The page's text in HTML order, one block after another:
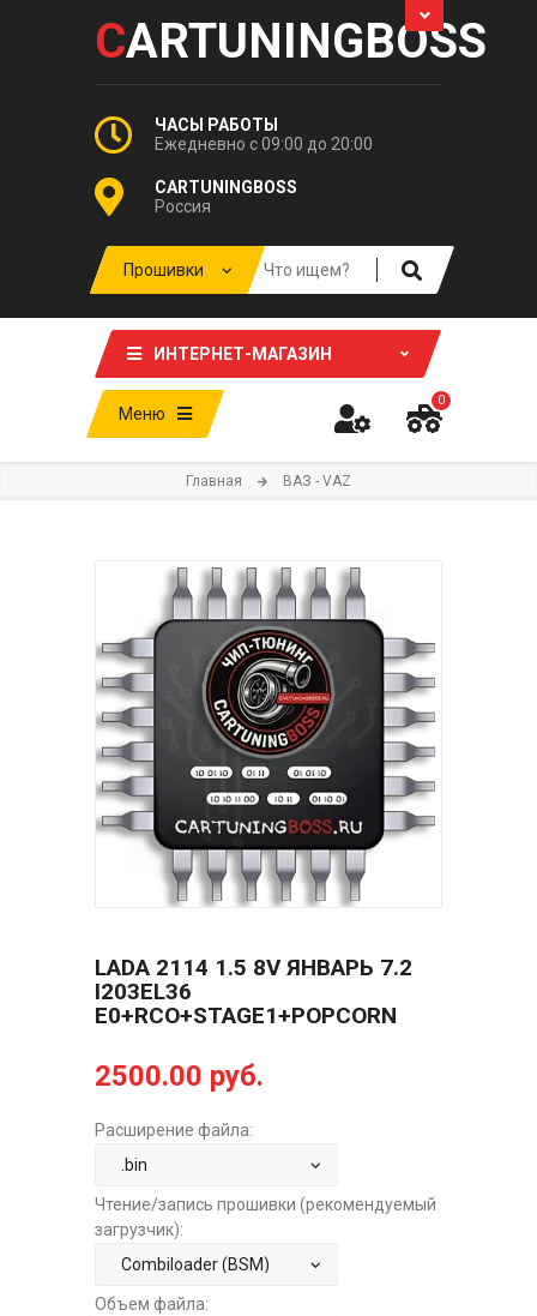
CARTUNINGBOSS
ЧАСЫ РАБОТЫ
Ежедневно с 09:00 до 20:00
CARTUNINGBOSS
Россия
ИНТЕРНЕТ-МАГАЗИН
Меню
0
Главная ВАЗ - VAZ
LADA 2114 1.5 8V ЯНВАРЬ 7.2
I203EL36
E0+RCO+STAGE1+POPCORN
2500.00 руб.
Расширение файла:
Чтение/запись прошивки (рекомендуемый
загрузчик):
Объем файла: